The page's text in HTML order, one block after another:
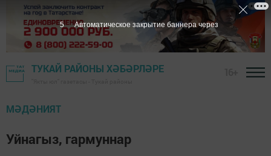
ТУКАЙ РАЙОНЫ ХӘБӘРЛӘРЕ
МӘДӘНИЯТ
Уйнагыз, гармуннар
5 Автоматическое закрытие баннера через